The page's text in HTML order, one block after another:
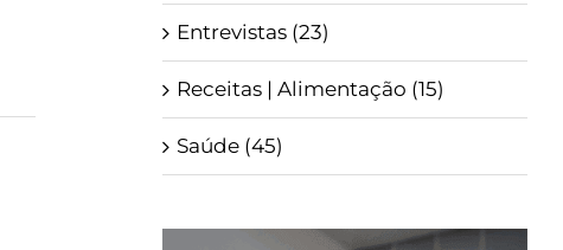
Entrevistas (23)
Receitas | Alimentação (15)
Saúde (45)